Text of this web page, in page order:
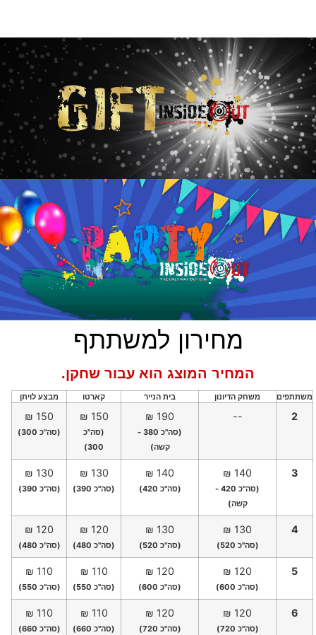
כאן תוכלו לבחור כל חבילה שתרצו, Gift Card אישי ומפנק,
ולשלוח אותו למייל או ל-SMS של יקירכם, מיידית או בשליחה
מתוזמנת.
להמשך קריאה
אם אתם מחפשים חגיגה לפעם בחיים, ב-אינסייד אאוט נבנה
לכם אירוע
שלא יפסיקו לדבר עליו. תוכלו להינות מחדרי בריחה לכל הקבוצה,
חדר VIP מיוחד לחגיגות ופעילויות מיוחדות במתחמי חדרי
הבריחה שלנו
להמשך קריאה
מחירון למשתתף
המחיר המוצג הוא עבור שחקן.
משתתפים משחק הדיונון בית הנייר קארטו מבצע לויתן
2
--
190 ₪
(סה"כ 380 -
קשה)
150 ₪
(סה"כ
300)
150 ₪
(סה"כ 300)
3
140 ₪
(סה"כ 420 -
קשה)
140 ₪
(סה"כ 420)
130 ₪
(סה"כ 390)
130 ₪
(סה"כ 390)
4
130 ₪
(סה"כ 520)
130 ₪
(סה"כ 520)
120 ₪
(סה"כ 480)
120 ₪
(סה"כ 480)
5
120 ₪
(סה"כ 600)
120 ₪
(סה"כ 600)
110 ₪
(סה"כ 550)
110 ₪
(סה"כ 550)
6
120 ₪
(סה"כ 720)
120 ₪
(סה"כ 720)
110 ₪
(סה"כ 660)
110 ₪
(סה"כ 660)